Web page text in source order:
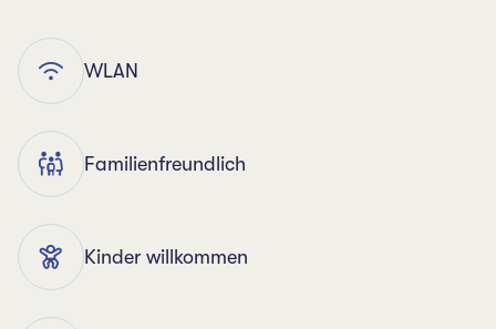
WLAN
Familienfreundlich
Kinder willkommen